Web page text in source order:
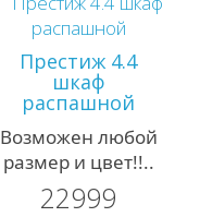
Престиж 4.4
шкаф
распашной
Возможен любой
размер и цвет!!..
22999